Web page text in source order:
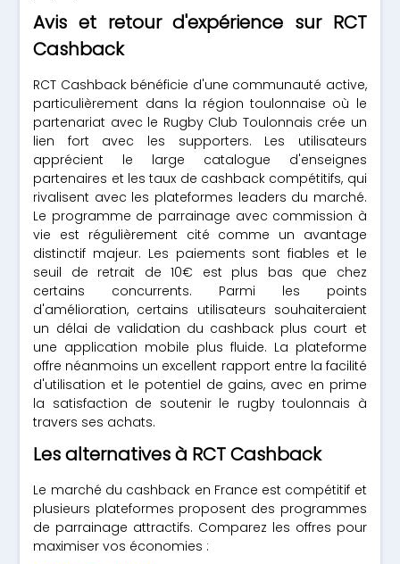
Avis et retour d'expérience sur RCT
Cashback
RCT Cashback bénéficie d'une communauté active,
particulièrement dans la région toulonnaise où le
partenariat avec le Rugby Club Toulonnais crée un
lien fort avec les supporters. Les utilisateurs
apprécient le large catalogue d'enseignes
partenaires et les taux de cashback compétitifs, qui
rivalisent avec les plateformes leaders du marché.
Le programme de parrainage avec commission à
vie est régulièrement cité comme un avantage
distinctif majeur. Les paiements sont fiables et le
seuil de retrait de 10€ est plus bas que chez
certains concurrents. Parmi les points
d'amélioration, certains utilisateurs souhaiteraient
un délai de validation du cashback plus court et
une application mobile plus fluide. La plateforme
offre néanmoins un excellent rapport entre la facilité
d'utilisation et le potentiel de gains, avec en prime
la satisfaction de soutenir le rugby toulonnais à
travers ses achats.
Les alternatives à RCT Cashback
Le marché du cashback en France est compétitif et
plusieurs plateformes proposent des programmes
de parrainage attractifs. Comparez les offres pour
maximiser vos économies :